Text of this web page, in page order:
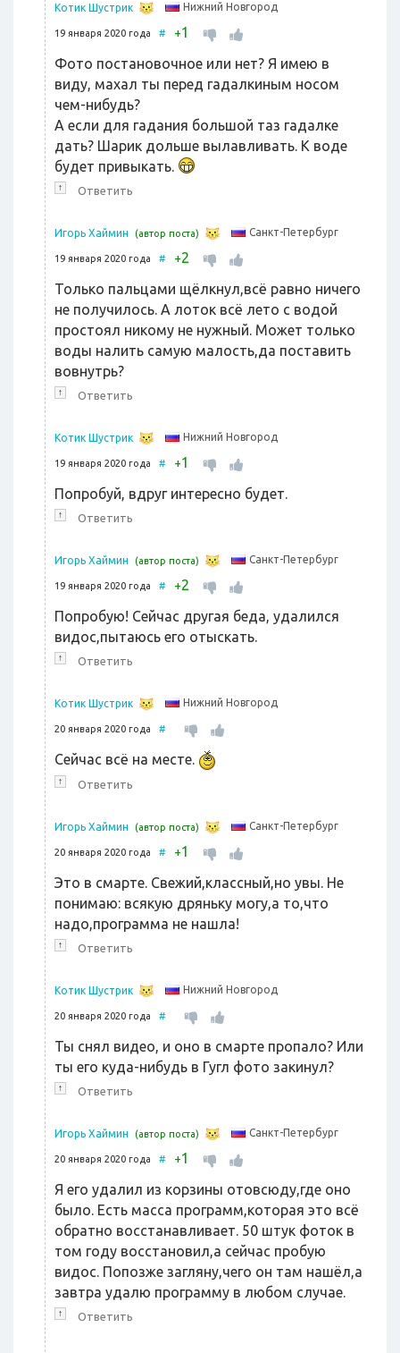
Котик Шустрик Нижний Новгород
19 января 2020 года # +1
Фото постановочное или нет? Я имею в
виду, махал ты перед гадалкиным носом
чем-нибудь?
А если для гадания большой таз гадалке
дать? Шарик дольше вылавливать. К воде
будет привыкать.
↑ Ответить
Игорь Хаймин (автор поста) Санкт-Петербург
19 января 2020 года # +2
Только пальцами щёлкнул,всё равно ничего
не получилось. А лоток всё лето с водой
простоял никому не нужный. Может только
воды налить самую малость,да поставить
вовнутрь?
↑ Ответить
Котик Шустрик Нижний Новгород
19 января 2020 года # +1
Попробуй, вдруг интересно будет.
↑ Ответить
Игорь Хаймин (автор поста) Санкт-Петербург
19 января 2020 года # +2
Попробую! Сейчас другая беда, удалился
видос,пытаюсь его отыскать.
↑ Ответить
Котик Шустрик Нижний Новгород
20 января 2020 года #
Сейчас всё на месте.
↑ Ответить
Игорь Хаймин (автор поста) Санкт-Петербург
20 января 2020 года # +1
Это в смарте. Свежий,классный,но увы. Не
понимаю: всякую дряньку могу,а то,что
надо,программа не нашла!
↑ Ответить
Котик Шустрик Нижний Новгород
20 января 2020 года #
Ты снял видео, и оно в смарте пропало? Или
ты его куда-нибудь в Гугл фото закинул?
↑ Ответить
Игорь Хаймин (автор поста) Санкт-Петербург
20 января 2020 года # +1
Я его удалил из корзины отовсюду,где оно
было. Есть масса программ,которая это всё
обратно восстанавливает. 50 штук фоток в
том году восстановил,а сейчас пробую
видос. Попозже загляну,чего он там нашёл,а
завтра удалю программу в любом случае.
↑ Ответить